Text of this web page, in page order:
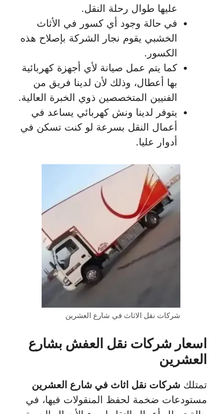
عليها طوال رحلة النقل.
في حالة وجود أي كسور في الأثاث
الخشبي يقوم نجار الشركة بإصلاح هذه
الكسور.
كما يتم عمل صيانة لأي أجهزة كهربائية
بها أعطال، وذلك لأن لدينا فريق من
الفنيين المتخصصين ذوي الخبرة العالية.
يتوفر لدينا ونش كهربائي يساعد في
أعمال النقل بسرعة لو كنت تسكن في
أدوار عليا.
شركات نقل الاثاث في شارع العشرين
اسعار شركات نقل العفش بشارع
العشرين
تمتلك شركات نقل اثاث في شارع العشرين
مستودعات ضخمة لحفظ المنقولات فيها، في